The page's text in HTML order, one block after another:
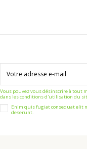
Vous pouvez vous désinscrire à tout
dans les conditions d'utilisation du
Enim quis fugiat consequat elit
deserunt.